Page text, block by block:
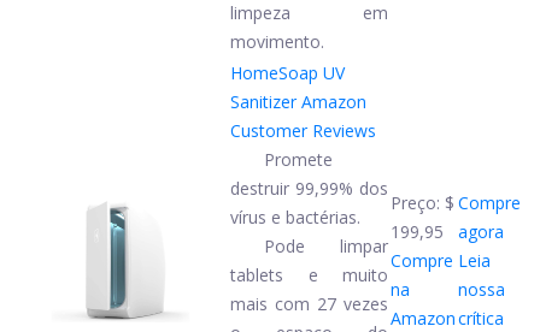
limpeza em
movimento.
HomeSoap UV
Sanitizer Amazon
Customer Reviews
Promete
destruir 99,99% dos
vírus e bactérias.
Pode limpar
tablets e muito
mais com 27 vezes
Preço: $
199,95
Compre
na
Amazon
Compre
agora
Leia
nossa
crítica